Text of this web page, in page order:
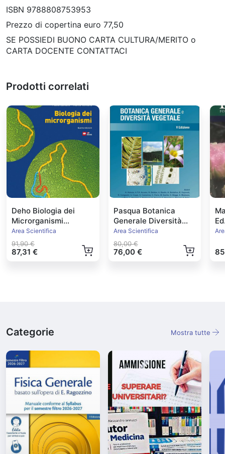
ISBN 9788808753953
Prezzo di copertina euro 77,50
SE POSSIEDI BUONO CARTA CULTURA/MERITO o
CARTA DOCENTE CONTATTACI
Prodotti correlati
Deho Biologia dei
Microrganismi
Ed.2026
Area Scientifica
91,90 €
87,31 €
Pasqua Botanica
Generale Diversità
Vegetale Ed.2025
Area Scientifica
80,00 €
76,00 €
Categorie Mostra tutte